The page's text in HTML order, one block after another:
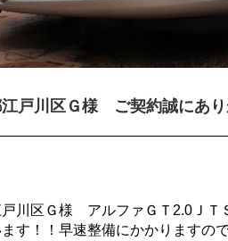
戸川区Ｇ様 ご契約誠にあり
川区Ｇ様 アルファＧＴ2.0ＪＴ
ます！！早速整備にかかりますの